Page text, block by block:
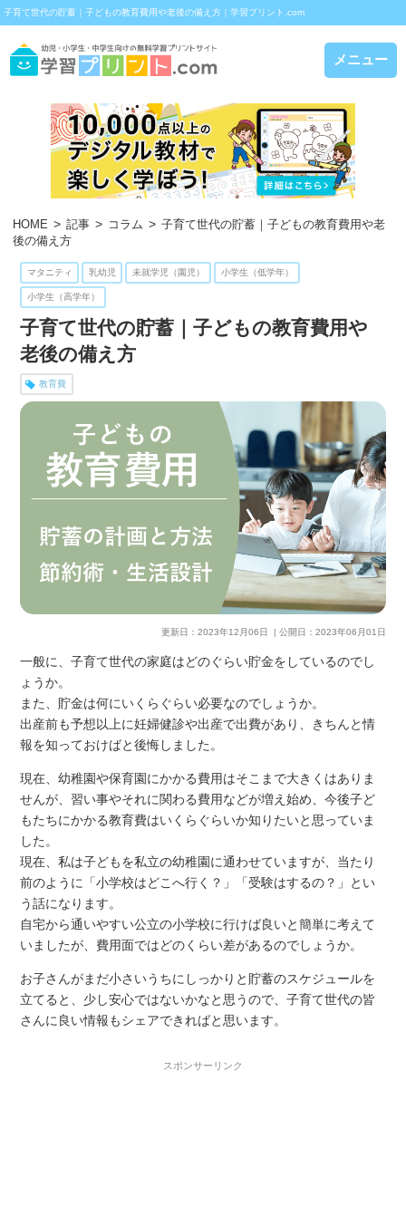
子育て世代の貯蓄｜子どもの教育費用や老後の備え方｜学習プリント.com
メニュー
HOME 記事 コラム
子育て世代の貯蓄｜子どもの教育費用や老
後の備え方
マタニティ 乳幼児 未就学児（園児） 小学生（低学年）
小学生（高学年）
子育て世代の貯蓄｜子どもの教育費用や
老後の備え方
教育費
更新日： 2023年12月06日 | 公開日： 2023年06月01日
一般に、子育て世代の家庭はどのぐらい貯金をしているのでし
ょうか。
また、貯金は何にいくらぐらい必要なのでしょうか。
出産前も予想以上に妊婦健診や出産で出費があり、きちんと情
報を知っておけばと後悔しました。
現在、幼稚園や保育園にかかる費用はそこまで大きくはありま
せんが、習い事やそれに関わる費用などが増え始め、今後子ど
もたちにかかる教育費はいくらぐらいか知りたいと思っていま
した。
現在、私は子どもを私立の幼稚園に通わせていますが、当たり
前のように「小学校はどこへ行く？」「受験はするの？」とい
う話になります。
自宅から通いやすい公立の小学校に行けば良いと簡単に考えて
いましたが、費用面ではどのくらい差があるのでしょうか。
お子さんがまだ小さいうちにしっかりと貯蓄のスケジュールを
立てると、少し安心ではないかなと思うので、子育て世代の皆
さんに良い情報もシェアできればと思います。
スポンサーリンク